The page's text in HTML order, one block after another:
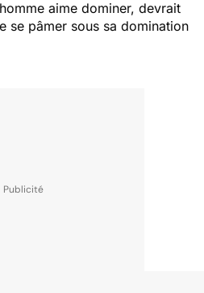
aime dominer, devrait
se pâmer sous sa domination